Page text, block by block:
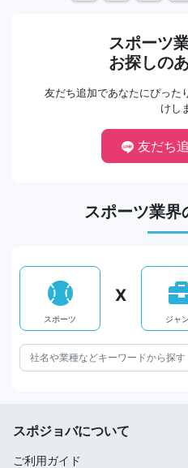
スポーツ
お探しの
友だち追加であなたにぴった
けし
友だち
スポーツ業界
スポーツ
X
ジャ
スポジョバについて
ご利用ガイド